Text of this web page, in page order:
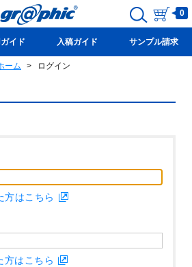
0
イド 入稿ガイド サンプル請求
ーム ログイン
方はこちら
方はこちら